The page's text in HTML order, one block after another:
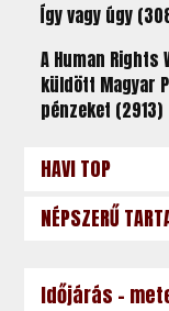
Így vagy úgy
A Human
küldött Magyar
pénzeket (2913)
HAVI TOP
NÉPSZERŰ
Időjárás -